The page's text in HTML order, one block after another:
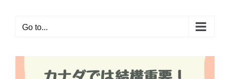
Go to...